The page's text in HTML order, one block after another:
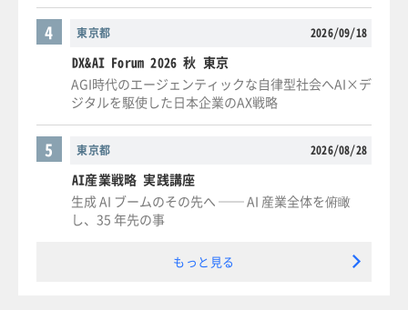
東京都 2026/09/18
4
DX&AI Forum 2026 秋 東京
AGI時代のエージェンティックな自律型社会へAI×デ
ジタルを駆使した日本企業のAX戦略
東京都 2026/08/28
5
AI産業戦略 実践講座
生成 AI ブームのその先へ ── AI 産業全体を俯瞰
し、35 年先の事
もっと見る